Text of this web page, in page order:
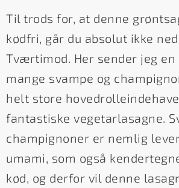
Til trods for, at denne
kødfri, går du absolut ikke
Tværtimod. Her sender jeg
mange svampe og
helt store
fantastiske vegetarlasagne.
champignoner er nemlig
umami, som også
kød, og derfor vil denne